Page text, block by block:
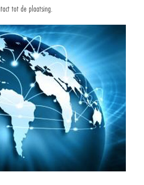
tot de plaatsing.